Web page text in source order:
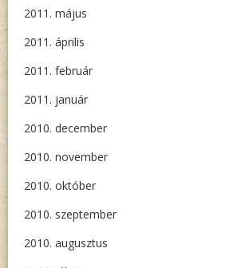
2011. május
2011. április
2011. február
2011. január
2010. december
2010. november
2010. október
2010. szeptember
2010. augusztus